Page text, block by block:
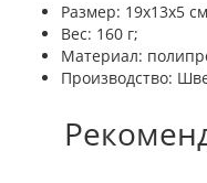
Размер: 19х13х5
Вес: 160 г;
Материал:
Производство: